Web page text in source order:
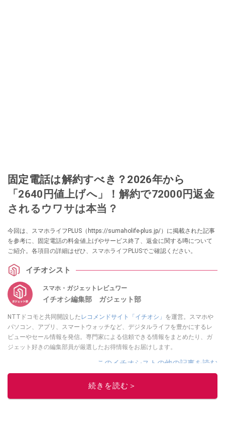
固定電話は解約すべき？2026年から
「2640円値上げへ」！解約で72000円返金
されるウワサは本当？
今回は、スマホライフPLUS（https://sumaholife-plus.jp/）に掲載された記事
を参考に、固定電話の料金値上げやサービス終了、返金に関する噂について
ご紹介。各項目の詳細はぜひ、スマホライフPLUSでご確認ください。
イチオシスト
スマホ・ガジェットレビュワー
イチオシ編集部 ガジェット部
NTTドコモと共同開設した レコメンドサイト「イチオシ」 を運営。スマホや
パソコン、アプリ、スマートウォッチなど、デジタルライフを豊かにするレ
ビューやセール情報を発信。専門家による信頼できる情報をまとめたり、ガ
ジェット好きの編集部員が厳選したお得情報をお届けします。
このイチオシストの他の記事を読む
続きを読む＞